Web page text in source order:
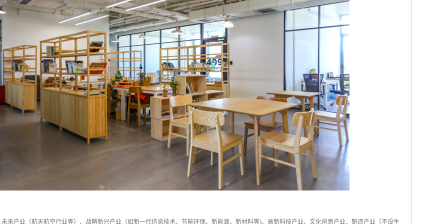
未来产业（航天航空行业等）、战略新兴产业（如新一代信息技术、节能环保、新能源、新材料等)、高新科技产业、文化创意产业、制造产业（不设生